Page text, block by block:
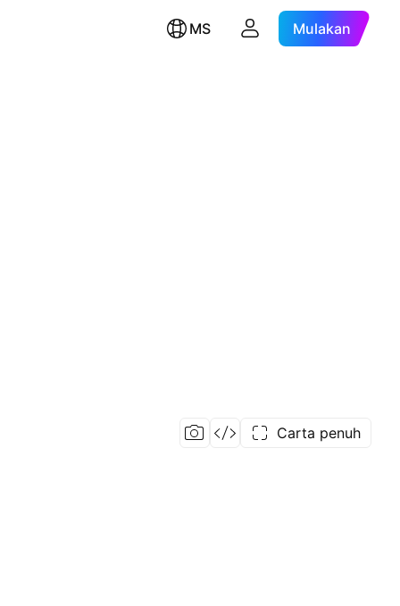
MS Mulakan
Carta penuh